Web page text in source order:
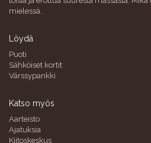
mielessä.
Löydä
Puoti
Sähköiset kortit
Värssypankki
Katso myös
Aarteisto
Ajatuksia
Kiitoskeskus